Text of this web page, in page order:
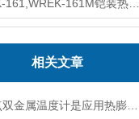
相关文章